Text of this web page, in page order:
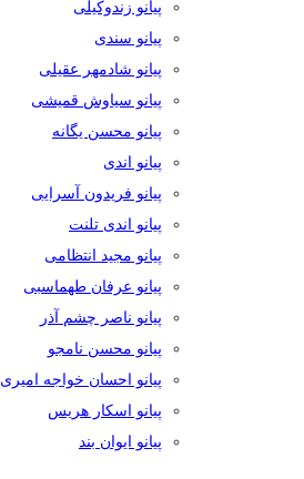
پیانو زندوکیلی
پیانو سندی
پیانو شادمهر عقیلی
پیانو سیاوش قمیشی
پیانو محسن یگانه
پیانو اندی
پیانو فریدون آسرایی
پیانو اندی تلنت
پیانو مجید انتظامی
پیانو عرفان طهماسبی
پیانو ناصر چشم آذر
پیانو محسن نامجو
پیانو احسان خواجه امیری
پیانو اسکار هریس
پیانو ایوان بند